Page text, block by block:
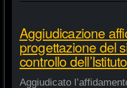
Aggiudicazione
progettazione del
controllo
Aggiudicato